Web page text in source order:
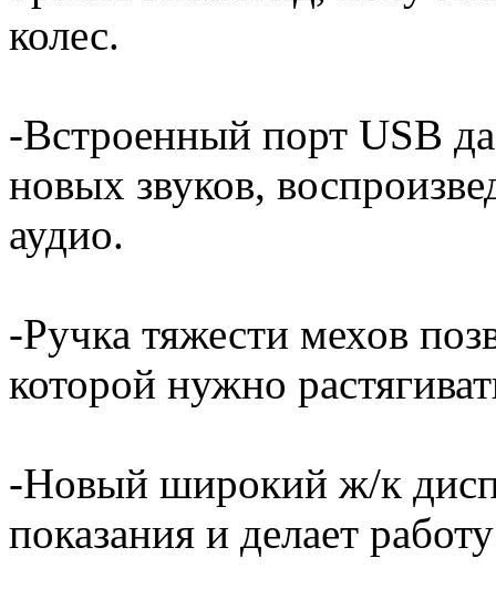
колес.
-Встроенный порт USB
новых звуков,
аудио.
-Ручка тяжести мехов
которой нужно
-Новый широкий ж/к
показания и делает